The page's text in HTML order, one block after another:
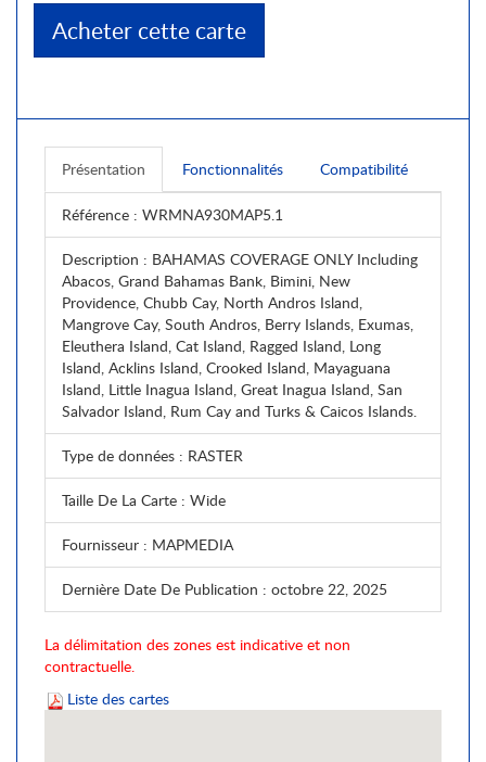
Acheter cette carte
Présentation Fonctionnalités Compatibilité
Référence : WRMNA930MAP5.1
Description : BAHAMAS COVERAGE ONLY Including
Abacos, Grand Bahamas Bank, Bimini, New
Providence, Chubb Cay, North Andros Island,
Mangrove Cay, South Andros, Berry Islands, Exumas,
Eleuthera Island, Cat Island, Ragged Island, Long
Island, Acklins Island, Crooked Island, Mayaguana
Island, Little Inagua Island, Great Inagua Island, San
Salvador Island, Rum Cay and Turks & Caicos Islands.
Type de données : RASTER
Taille De La Carte : Wide
Fournisseur : MAPMEDIA
Dernière Date De Publication : octobre 22, 2025
La délimitation des zones est indicative et non
contractuelle.
Liste des cartes